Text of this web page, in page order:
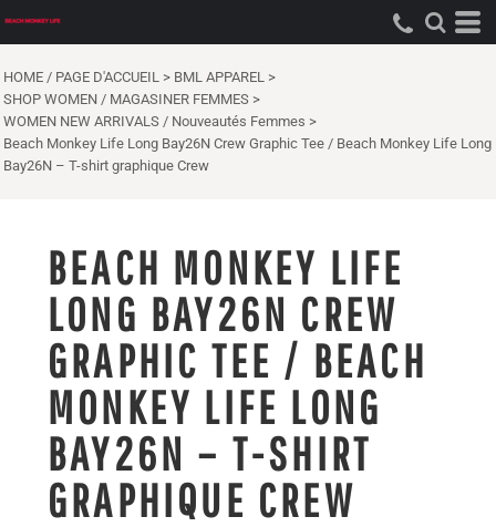
HOME / PAGE D'ACCUEIL > BML APPAREL >
SHOP WOMEN / MAGASINER FEMMES >
WOMEN NEW ARRIVALS / Nouveautés Femmes >
Beach Monkey Life Long Bay26N Crew Graphic Tee / Beach Monkey Life Long
Bay26N – T-shirt graphique Crew
BEACH MONKEY LIFE
LONG BAY26N CREW
GRAPHIC TEE / BEACH
MONKEY LIFE LONG
BAY26N – T-SHIRT
GRAPHIQUE CREW